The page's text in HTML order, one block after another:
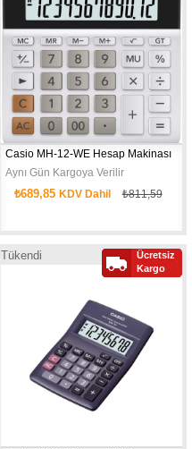
Casio MH-12-WE Hesap Makinası
Aynı Gün Kargoya Verilir
₺689,85 KDV Dahil ₺811,59
Tükendi
Ücretsiz
Kargo